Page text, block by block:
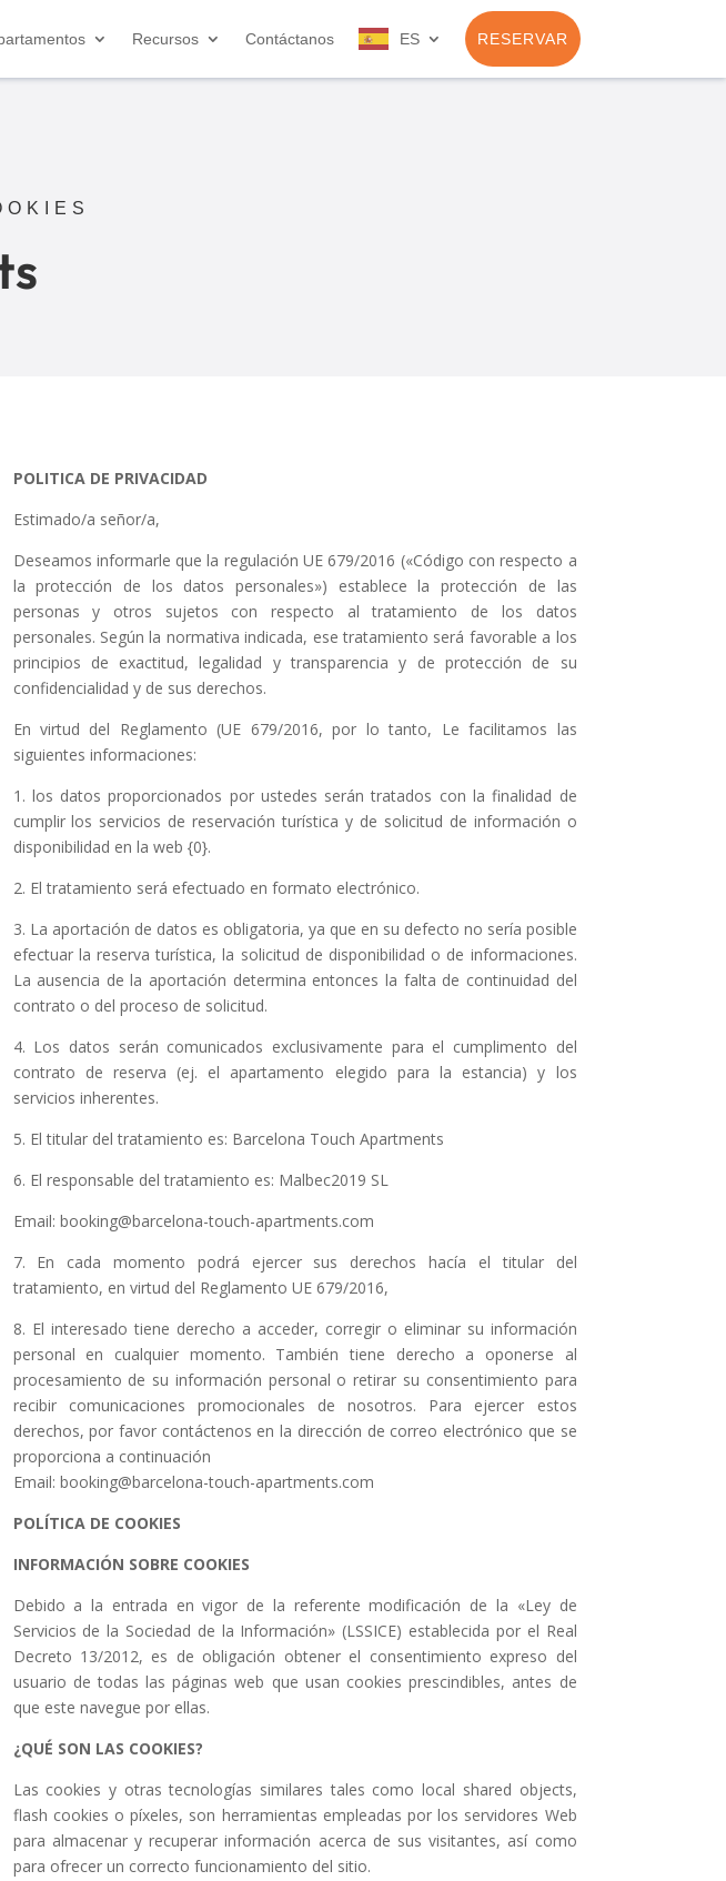
Recursos Contáctanos ES RESERVAR
POLITICA DE PRIVACIDAD
Estimado/a señor/a,
Deseamos informarle que la regulación UE 679/2016 («Código con respecto a
la protección de los datos personales») establece la protección de las
personas y otros sujetos con respecto al tratamiento de los datos
personales. Según la normativa indicada, ese tratamiento será favorable a los
principios de exactitud, legalidad y transparencia y de protección de su
confidencialidad y de sus derechos.
En virtud del Reglamento (UE 679/2016, por lo tanto, Le facilitamos las
siguientes informaciones:
1. los datos proporcionados por ustedes serán tratados con la finalidad de
cumplir los servicios de reservación turística y de solicitud de información o
disponibilidad en la web {0}.
2. El tratamiento será efectuado en formato electrónico.
3. La aportación de datos es obligatoria, ya que en su defecto no sería posible
efectuar la reserva turística, la solicitud de disponibilidad o de informaciones.
La ausencia de la aportación determina entonces la falta de continuidad del
contrato o del proceso de solicitud.
4. Los datos serán comunicados exclusivamente para el cumplimento del
contrato de reserva (ej. el apartamento elegido para la estancia) y los
servicios inherentes.
5. El titular del tratamiento es: Barcelona Touch Apartments
6. El responsable del tratamiento es: Malbec2019 SL
Email: booking@barcelona-touch-apartments.com
7. En cada momento podrá ejercer sus derechos hacía el titular del
tratamiento, en virtud del Reglamento UE 679/2016,
8. El interesado tiene derecho a acceder, corregir o eliminar su información
personal en cualquier momento. También tiene derecho a oponerse al
procesamiento de su información personal o retirar su consentimiento para
recibir comunicaciones promocionales de nosotros. Para ejercer estos
derechos, por favor contáctenos en la dirección de correo electrónico que se
proporciona a continuación
Email: booking@barcelona-touch-apartments.com
POLÍTICA DE COOKIES
INFORMACIÓN SOBRE COOKIES
Debido a la entrada en vigor de la referente modificación de la «Ley de
Servicios de la Sociedad de la Información» (LSSICE) establecida por el Real
Decreto 13/2012, es de obligación obtener el consentimiento expreso del
usuario de todas las páginas web que usan cookies prescindibles, antes de
que este navegue por ellas.
¿QUÉ SON LAS COOKIES?
Las cookies y otras tecnologías similares tales como local shared objects,
flash cookies o píxeles, son herramientas empleadas por los servidores Web
para almacenar y recuperar información acerca de sus visitantes, así como
para ofrecer un correcto funcionamiento del sitio.